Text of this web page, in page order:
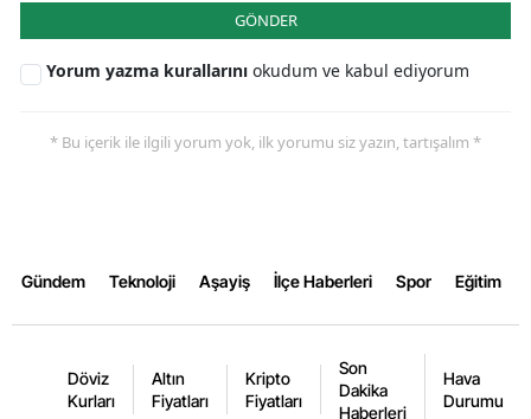
Mardin
Rize
Sakarya
GÖNDER
Yorum yazma kurallarını okudum ve kabul ediyorum
* Bu içerik ile ilgili yorum yok, ilk yorumu siz yazın, tartışalım *
Gündem Teknoloji Aşayiş İlçe Haberleri Spor Eğitim
Döviz
Kurları
Altın
Fiyatları
Kripto
Fiyatları
Son
Dakika
Haberleri
Hava
Durumu